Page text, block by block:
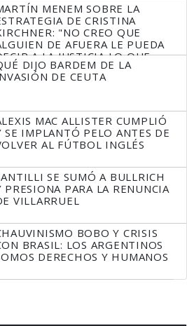
MENEM SOBRE LA
DE CRISTINA
"NO CREO QUE
DE AFUERA LE PUEDA
A LA JUSTICIA LO QUE
QUE HACER"
DIJO BARDEM DE LA
DE CEUTA
MAC ALLISTER CUMPLIÓ
SE IMPLANTÓ PELO ANTES DE
AL FÚTBOL INGLÉS
SE SUMÓ A BULLRICH
PRESIONA PARA LA RENUNCIA
VILLARRUEL
BOBO Y CRISIS
BRASIL: LOS ARGENTINOS
DERECHOS Y HUMANOS